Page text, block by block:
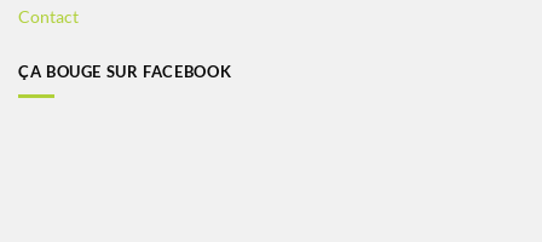
Contact
ÇA BOUGE SUR FACEBOOK